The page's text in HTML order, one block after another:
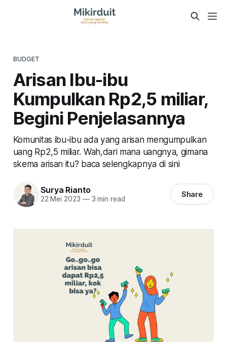
BUDGET
Arisan Ibu-ibu
Kumpulkan Rp2,5 miliar,
Begini Penjelasannya
Komunitas ibu-ibu ada yang arisan mengumpulkan
uang Rp2,5 miliar. Wah,dari mana uangnya, gimana
skema arisan itu? baca selengkapnya di sini
Surya Rianto
22 Mei 2023 —3 min read Share